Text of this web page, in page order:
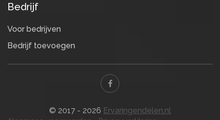
Bedrijf
Voor bedrijven
Bedrijf toevoegen
© 2017 - 2026 Ervaringendelen.nl